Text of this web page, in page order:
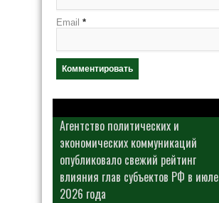
Email *
Агентство политических и
экономических коммуникаций
опубликовало свежий рейтинг
влияния глав субъектов РФ в июле
2026 года